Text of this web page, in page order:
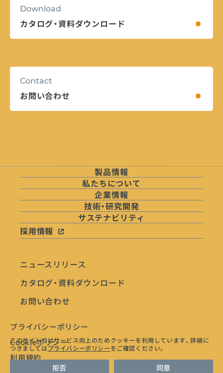
Download
カタログ・資料ダウンロード
Contact
お問い合わせ
製品情報
私たちについて
企業情報
技術・研究開発
サステナビリティ
採用情報
ニュースリリース
カタログ・資料ダウンロード
お問い合わせ
プライバシーポリシー
Cookieポリシー
利用規約
このサイトではサービス向上のためクッキーを利用しています。詳細に
つきましてはプライバシーポリシーをご確認ください。
拒否 同意